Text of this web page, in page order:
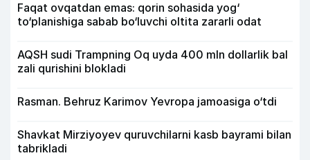
Faqat ovqatdan emas: qorin sohasida yog‘
to‘planishiga sabab bo‘luvchi oltita zararli odat
AQSH sudi Trampning Oq uyda 400 mln dollarlik bal
zali qurishini blokladi
Rasman. Behruz Karimov Yevropa jamoasiga o‘tdi
Shavkat Mirziyoyev quruvchilarni kasb bayrami bilan
tabrikladi